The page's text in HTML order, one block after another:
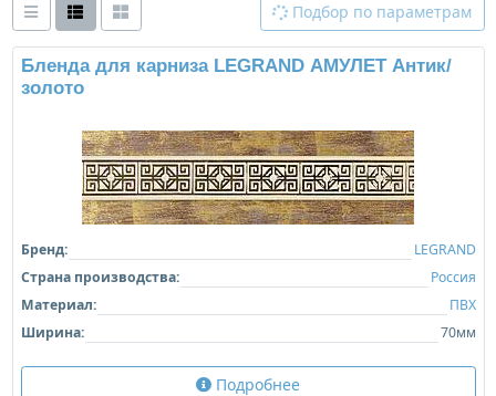
Подбор по параметрам
Бленда для карниза LEGRAND АМУЛЕТ Антик/
золото
Бренд:
LEGRAND
Страна производства:
Россия
Материал:
ПВХ
Ширина:
70мм
Подробнее